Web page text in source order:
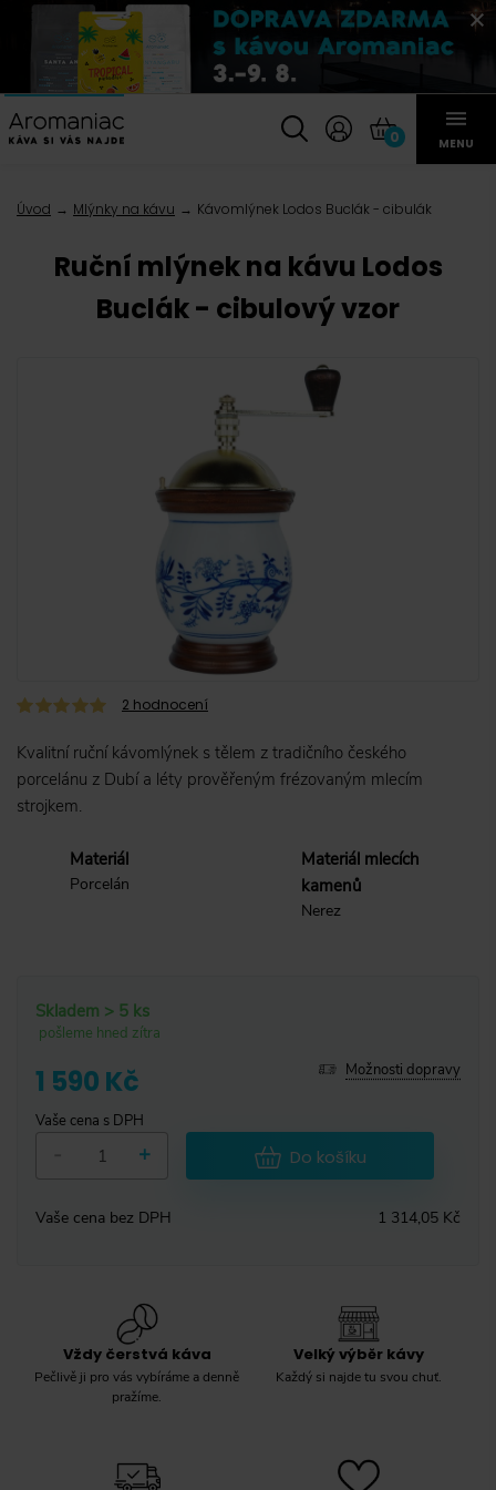
0 MENU
Úvod Mlýnky na kávu Kávomlýnek Lodos Buclák - cibulák
Ruční mlýnek na kávu Lodos
Buclák - cibulový vzor
2 hodnocení
Kvalitní ruční kávomlýnek s tělem z tradičního českého
porcelánu z Dubí a léty prověřeným frézovaným mlecím
strojkem.
Materiál
Porcelán
Materiál mlecích
kamenů
Nerez
Skladem > 5 ks
pošleme hned zítra
1 590 Kč
Vaše cena s DPH
Možnosti dopravy
+ Do košíku
Vaše cena bez DPH 1 314,05 Kč
Vždy čerstvá káva
Pečlivě ji pro vás vybíráme a denně
pražíme.
Velký výběr kávy
Každý si najde tu svou chuť.